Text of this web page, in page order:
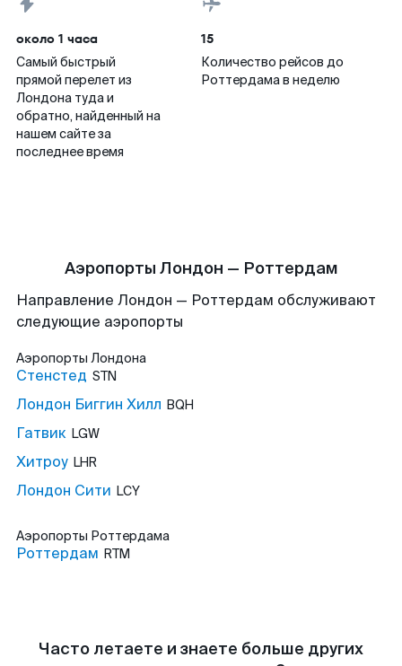
около 1 часа
Самый быстрый
прямой перелет из
Лондона туда и
обратно, найденный на
нашем сайте за
последнее время
15
Количество рейсов до
Роттердама в неделю
Аэропорты Лондон — Роттердам
Направление Лондон — Роттердам обслуживают
следующие аэропорты
Аэропорты Лондона
Стенстед STN
Лондон Биггин Хилл BQH
Гатвик LGW
Хитроу LHR
Лондон Сити LCY
Аэропорты Роттердама
Роттердам RTM
Часто летаете и знаете больше других